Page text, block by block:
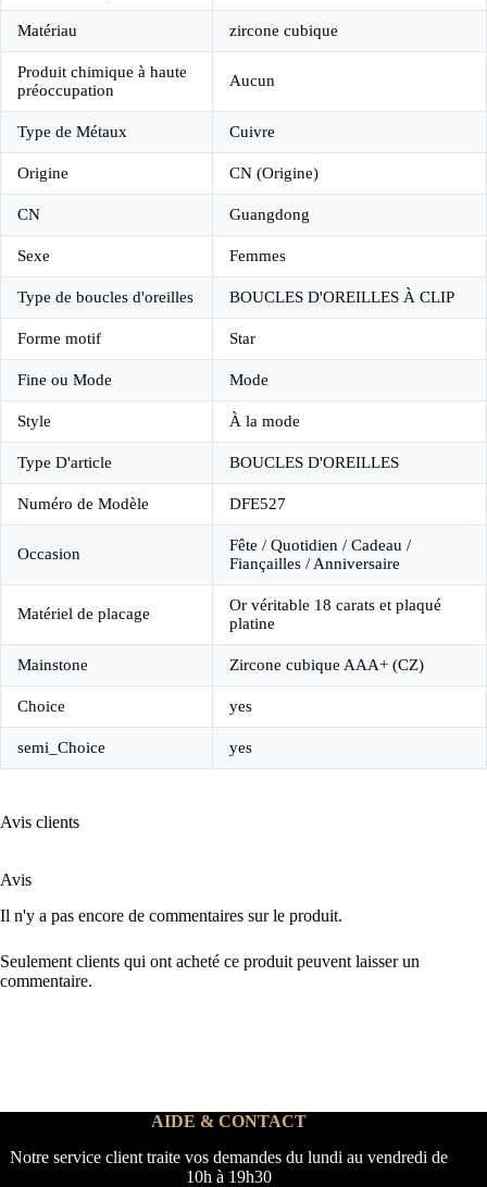
Matériau zircone cubique
Produit chimique à haute
préoccupation
Aucun
Type de Métaux Cuivre
Origine CN (Origine)
CN Guangdong
Sexe Femmes
Type de boucles d'oreilles BOUCLES D'OREILLES À CLIP
Forme motif Star
Fine ou Mode Mode
Style À la mode
Type D'article BOUCLES D'OREILLES
Numéro de Modèle DFE527
Occasion
Fête / Quotidien / Cadeau /
Fiançailles / Anniversaire
Matériel de placage
Or véritable 18 carats et plaqué
platine
Mainstone Zircone cubique AAA+ (CZ)
Choice yes
semi_Choice yes
Avis clients
Avis
Il n'y a pas encore de commentaires sur le produit.
Seulement clients qui ont acheté ce produit peuvent laisser un
commentaire.
AIDE & CONTACT
Notre service client traite vos demandes du lundi au vendredi de
10h à 19h30